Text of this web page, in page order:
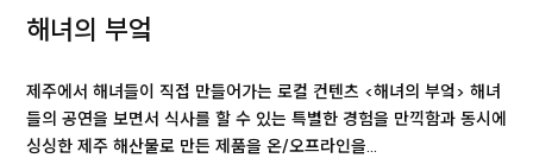
해녀의 부엌
제주에서 해녀들이 직접 만들어가는 로컬 컨텐츠 <해녀의 부엌> 해녀
들의 공연을 보면서 식사를 할 수 있는 특별한 경험을 만끽함과 동시에
싱싱한 제주 해산물로 만든 제품을 온/오프라인을…